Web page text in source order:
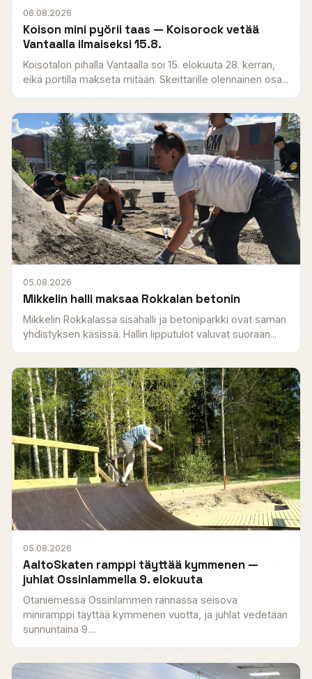
06.08.2026
Koison mini pyörii taas — Koisorock vetää
Vantaalla ilmaiseksi 15.8.
Koisotalon pihalla Vantaalla soi 15. elokuuta 28. kerran,
eikä portilla makseta mitään. Skeittarille olennainen osa...
05.08.2026
Mikkelin halli maksaa Rokkalan betonin
Mikkelin Rokkalassa sisähalli ja betoniparkki ovat saman
yhdistyksen käsissä. Hallin lipputulot valuvat suoraan...
05.08.2026
AaltoSkaten ramppi täyttää kymmenen —
juhlat Ossinlammella 9. elokuuta
Otaniemessä Ossinlammen rannassa seisova
miniramppi täyttää kymmenen vuotta, ja juhlat vedetään
sunnuntaina 9....